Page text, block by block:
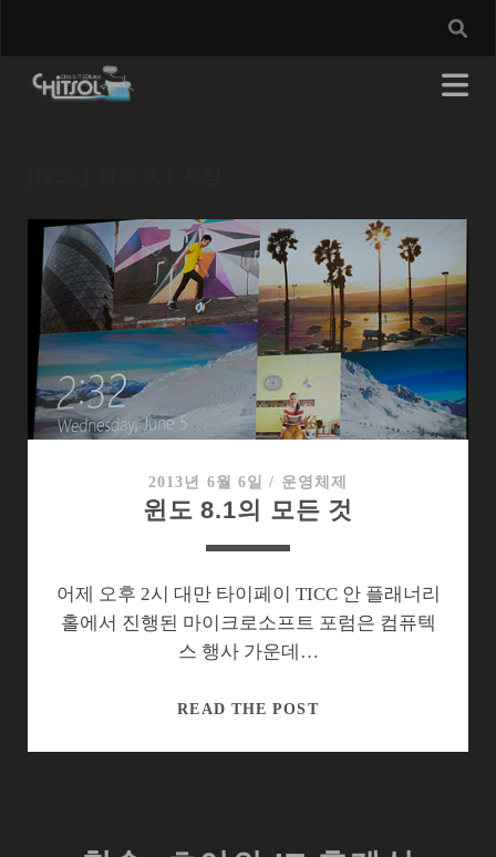
2013년 6월 6일 / 운영체제
윈도 8.1의 모든 것
어제 오후 2시 대만 타이페이 TICC 안 플래너리
홀에서 진행된 마이크로소프트 포럼은 컴퓨텍
스 행사 가운데…
READ THE POST윈